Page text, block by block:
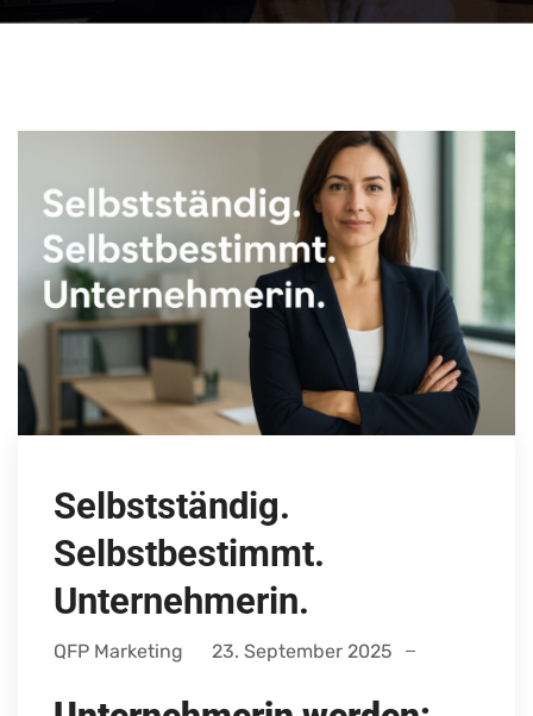
Selbstständig.
Selbstbestimmt.
Unternehmerin.
QFP Marketing 23. September 2025